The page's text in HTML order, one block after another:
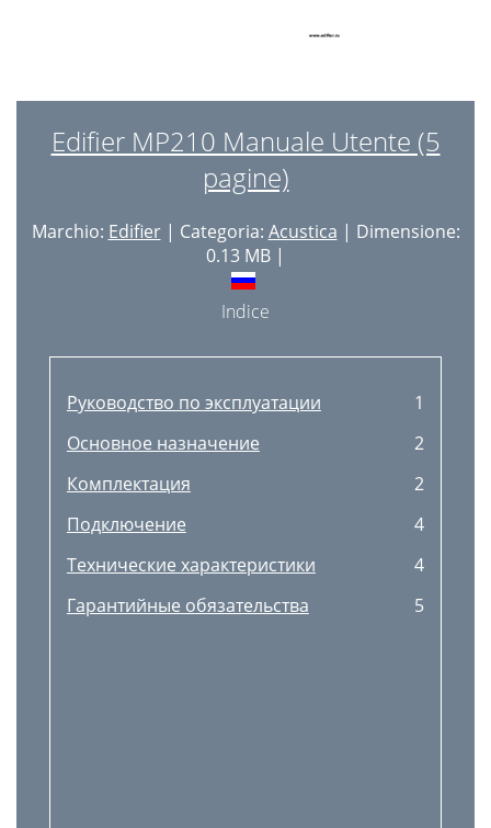
Edifier MP210 Manuale Utente (5
pagine)
Marchio: Edifier| Categoria: Acustica | Dimensione:
0.13 MB |
Indice
Руководство по эксплуатации
1
Основное назначение
2
Комплектация
2
Подключение
4
Технические характеристики
4
Гарантийные обязательства
5